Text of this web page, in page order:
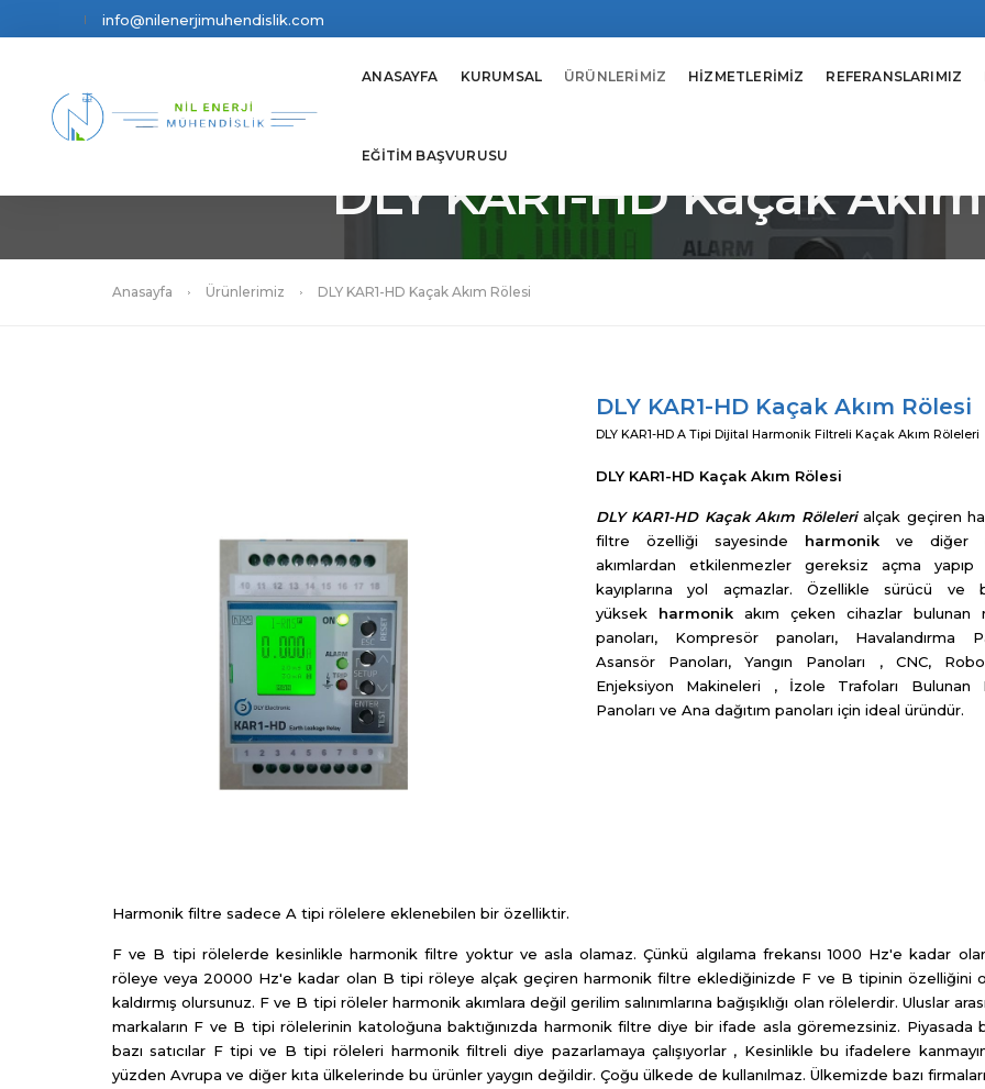
info@nilenerjimuhendislik.com
ANASAYFA KURUMSAL ÜRÜNLERİMİZ HİZMETLERİMİZ REFERANSLARIMIZ
EĞİTİM BAŞVURUSU
DLY KAR1-HD Kaçak
Anasayfa Ürünlerimiz DLY KAR1-HD Kaçak Akım Rölesi
DLY KAR1-HD Kaçak Akım Rölesi
DLY KAR1-HD A Tipi Dijital Harmonik Filtreli Kaçak Akım Röleleri
DLY KAR1-HD Kaçak Akım Rölesi
DLY KAR1-HD Kaçak Akım Rölelerialçak geçiren
filtre özelliği sayesinde harmonik ve diğer
akımlardan etkilenmezler gereksiz açma yapıp
kayıplarına yol açmazlar. Özellikle sürücü ve
yüksek harmonik akım çeken cihazlar bulunan
panoları, Kompresör panoları, Havalandırma
Asansör Panoları, Yangın Panoları , CNC,
Enjeksiyon Makineleri , İzole Trafoları Bulunan
Panoları ve Ana dağıtım panoları için ideal üründür.
Harmonik filtre sadece A tipi rölelere eklenebilen bir özelliktir.
F ve B tipi rölelerde kesinlikle harmonik filtre yoktur ve asla olamaz. Çünkü algılama frekansı 1000 Hz'e kadar
röleye veya 20000 Hz'e kadar olan B tipi röleye alçak geçiren harmonik filtre eklediğinizde F ve B tipinin özelliğini
kaldırmış olursunuz. F ve B tipi röleler harmonik akımlara değil gerilim salınımlarına bağışıklığı olan rölelerdir. Uluslar
markaların F ve B tipi rölelerinin katoloğuna baktığınızda harmonik filtre diye bir ifade asla göremezsiniz. Piyasada
bazı satıcılar F tipi ve B tipi röleleri harmonik filtreli diye pazarlamaya çalışıyorlar , Kesinlikle bu ifadelere
yüzden Avrupa ve diğer kıta ülkelerinde bu ürünler yaygın değildir. Çoğu ülkede de kullanılmaz. Ülkemizde bazı